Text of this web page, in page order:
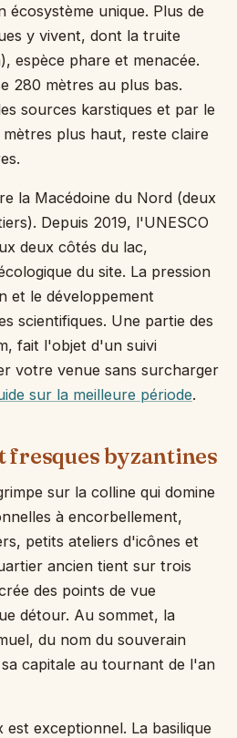
écosystème unique. Plus de
y vivent, dont la truite
espèce phare et menacée.
280 mètres au plus bas.
sources karstiques et par le
mètres plus haut, reste claire
la Macédoine du Nord (deux
Depuis 2019, l'UNESCO
deux côtés du lac,
du site. La pression
et le développement
scientifiques. Une partie des
fait l'objet d'un suivi
votre venue sans surcharger
sur la meilleure période.
fresques byzantines
sur la colline qui domine
à encorbellement,
petits ateliers d'icônes et
ancien tient sur trois
des points de vue
détour. Au sommet, la
du nom du souverain
capitale au tournant de l'an
est exceptionnel. La basilique